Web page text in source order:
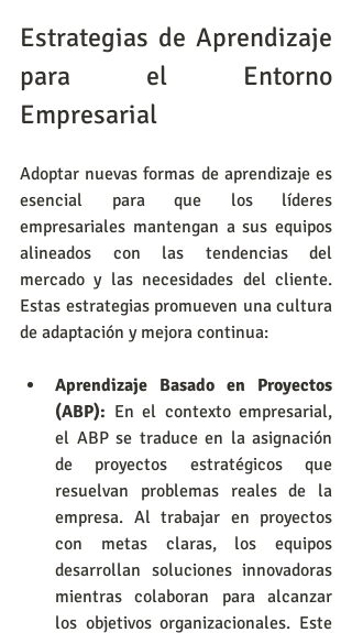
Estrategias de Aprendizaje
para el Entorno
Empresarial
Adoptar nuevas formas de aprendizaje es
esencial para que los líderes
empresariales mantengan a sus equipos
alineados con las tendencias del
mercado y las necesidades del cliente.
Estas estrategias promueven una cultura
de adaptación y mejora continua:
Aprendizaje Basado en Proyectos
(ABP): En el contexto empresarial,
el ABP se traduce en la asignación
de proyectos estratégicos que
resuelvan problemas reales de la
empresa. Al trabajar en proyectos
con metas claras, los equipos
desarrollan soluciones innovadoras
mientras colaboran para alcanzar
los objetivos organizacionales. Este